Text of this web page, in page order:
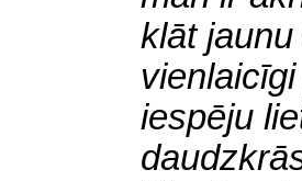
klāt
iespēju